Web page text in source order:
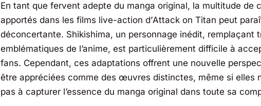
En tant que fervent adepte du manga original, la multitude de
apportés dans les films live-action d’Attack on Titan peut
déconcertante. Shikishima, un personnage inédit, remplaçant
emblématiques de l’anime, est particulièrement difficile à
fans. Cependant, ces adaptations offrent une nouvelle
être appréciées comme des œuvres distinctes, même si elles
pas à capturer l’essence du manga original dans toute sa